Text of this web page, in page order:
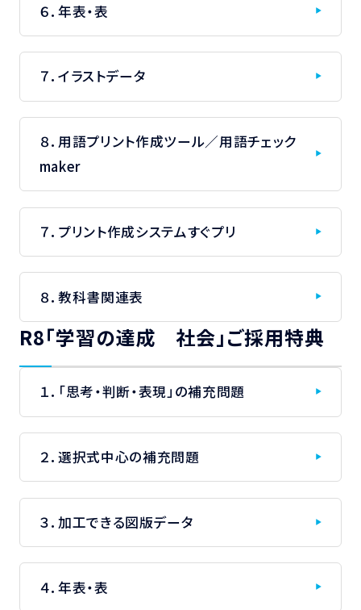
６．年表・表
７．イラストデータ
８．用語プリント作成ツール／用語チェック
maker
７．プリント作成システムすぐプリ
８．教科書関連表
R8「学習の達成 社会」ご採用特典
１．「思考・判断・表現」の補充問題
２．選択式中心の補充問題
３．加工できる図版データ
４．年表・表